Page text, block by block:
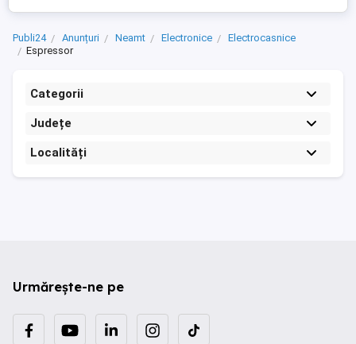
Publi24 Anunțuri Neamt Electronice
Electrocasnice
Espressor
Categorii
Județe
Localități
Urmărește-ne pe